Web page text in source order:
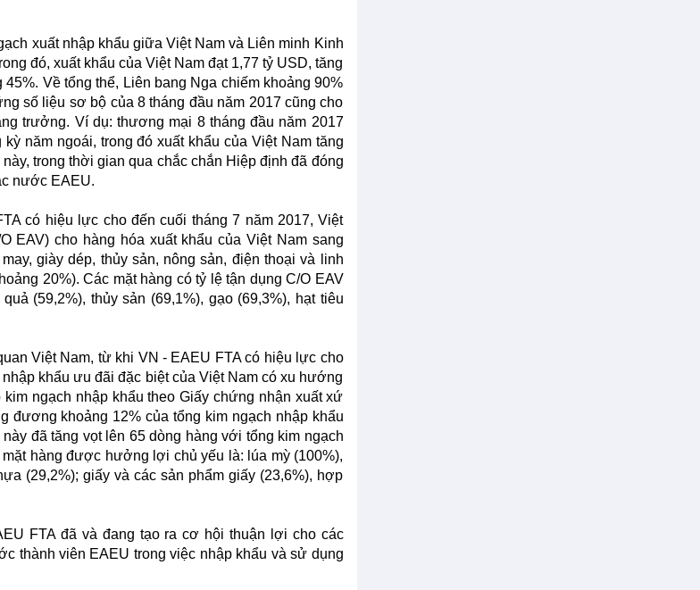
xuất nhập khẩu giữa Việt Nam và Liên minh Kinh
đó, xuất khẩu của Việt Nam đạt 1,77 tỷ USD, tăng
Về tổng thể, Liên bang Nga chiếm khoảng 90%
số liệu sơ bộ của 8 tháng đầu năm 2017 cũng cho
trưởng. Ví dụ: thương mại 8 tháng đầu năm 2017
năm ngoái, trong đó xuất khẩu của Việt Nam tăng
trong thời gian qua chắc chắn Hiệp định đã đóng
nước EAEU.
có hiệu lực cho đến cuối tháng 7 năm 2017, Việt
EAV) cho hàng hóa xuất khẩu của Việt Nam sang
giày dép, thủy sản, nông sản, điện thoại và linh
20%). Các mặt hàng có tỷ lệ tận dụng C/O EAV
(59,2%), thủy sản (69,1%), gạo (69,3%), hạt tiêu
Việt Nam, từ khi VN - EAEU FTA có hiệu lực cho
khẩu ưu đãi đặc biệt của Việt Nam có xu hướng
ngạch nhập khẩu theo Giấy chứng nhận xuất xứ
đương khoảng 12% của tổng kim ngạch nhập khẩu
đã tăng vọt lên 65 dòng hàng với tổng kim ngạch
hàng được hưởng lợi chủ yếu là: lúa mỳ (100%),
(29,2%); giấy và các sản phẩm giấy (23,6%), hợp
FTA đã và đang tạo ra cơ hội thuận lợi cho các
thành viên EAEU trong việc nhập khẩu và sử dụng